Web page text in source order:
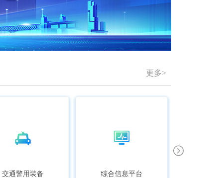
更多>
交通警用装备 综合信息平台